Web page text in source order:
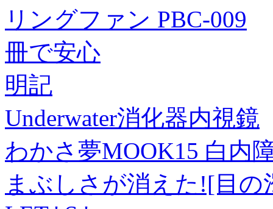
リングファン PBC-009
冊で安心
明記
Underwater消化器内視鏡
わかさ夢MOOK15 白内
まぶしさが消えた![目の